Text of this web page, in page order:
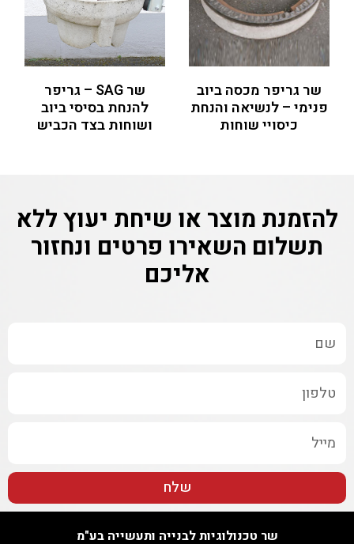
שר גריפר מכסה ביוב
פנימי – לנשיאה והנחת
כיסויי שוחות
שר SAG – גריפר
להנחת בסיסי ביוב
ושוחות בצד הכביש
להזמנת מוצר או שיחת יעוץ ללא
תשלום השאירו פרטים ונחזור
אליכם
שלח
שר טכנולוגיות לבנייה ותעשייה בע"מ